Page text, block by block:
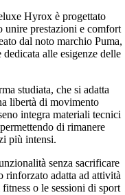
Hyrox è progettato
unire prestazioni e comfort
dal noto marchio Puma,
alle esigenze delle
studiata, che si adatta
libertà di movimento
integra materiali tecnici
di rimanere
più intensi.
senza sacrificare
rinforzato adatta ad attività
o le sessioni di sport